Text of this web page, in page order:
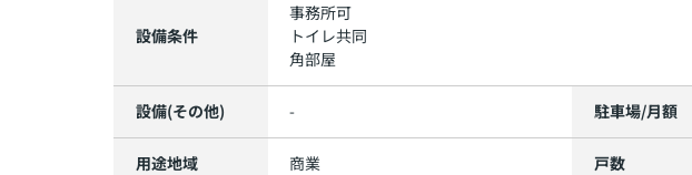
設備条件
事務所可
トイレ共同
角部屋
設備(その他) - 駐車場/月額
用途地域 商業 戸数